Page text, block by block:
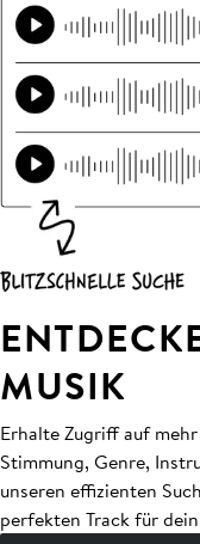
MUSIK
Erhalte Zugriff auf
Stimmung, Genre,
unseren effizienten
perfekten Track für